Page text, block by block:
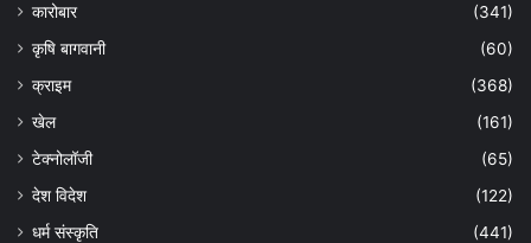
कारोबार
(341)
कृषि बागवानी
(60)
क्राइम
(368)
खेल
(161)
टेक्नोलॉजी
(65)
देश विदेश
(122)
धर्म संस्कृति
(441)